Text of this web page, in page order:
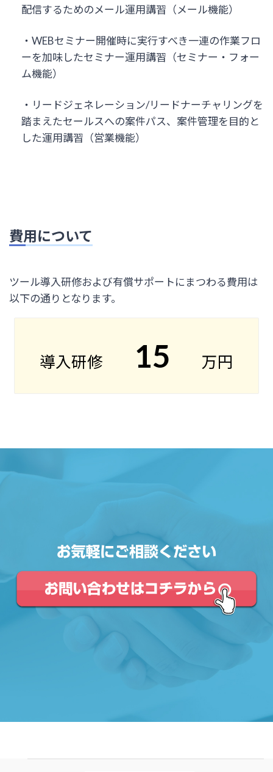
配信するためのメール運用講習（メール機能）
・WEBセミナー開催時に実行すべき一連の作業フロ
ーを加味したセミナー運用講習（セミナー・フォー
ム機能）
・リードジェネレーション/リードナーチャリングを
踏まえたセールスへの案件パス、案件管理を目的と
した運用講習（営業機能）
費用について
ツール導入研修および有償サポートにまつわる費用は
以下の通りとなります。
導入研修 15 万円